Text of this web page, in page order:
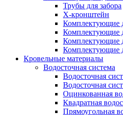
Трубы для забора
Х-кронштейн
Комплектующие
Комплектующие
Комплектующие
Комплектующие
Кровельные материалы
Водосточная система
Водосточная
Водосточная
Оцинкованная
Квадратная
Прямоугольная